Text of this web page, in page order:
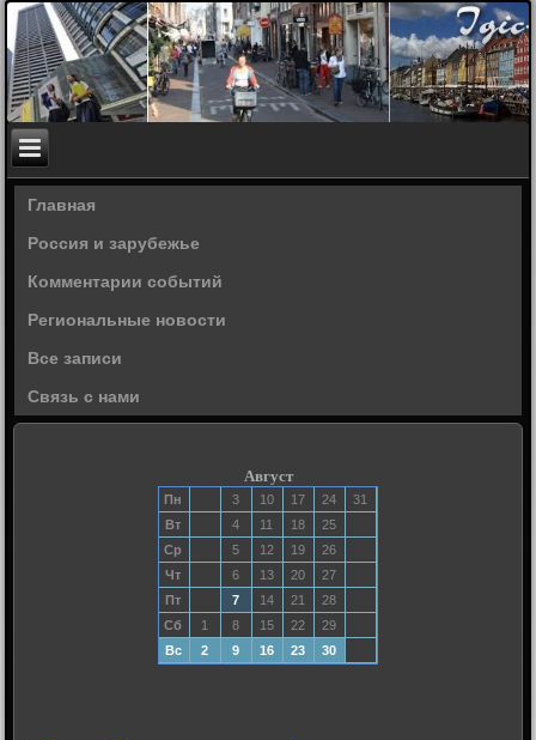
Главная
Россия и зарубежье
Комментарии событий
Региональные новости
Все записи
Связь с нами
Август
Пн 3 10 17 24
31
Вт
4 11 18
25
Ср
5 12 19
26
Чт
6 13 20
27
Пт
7 14 21
28
Сб
1 8 15 22
29
Вс
2 9 16 23 30